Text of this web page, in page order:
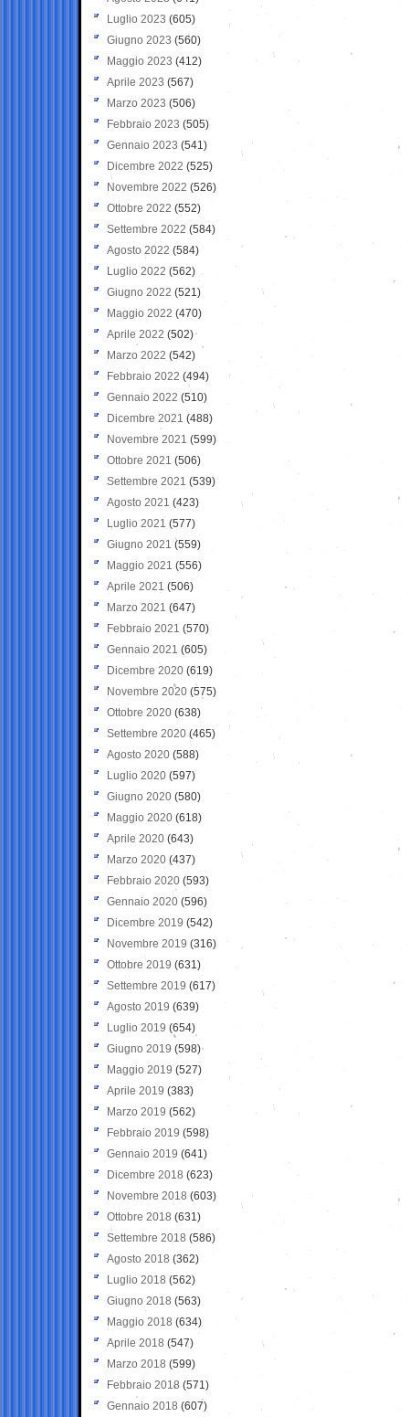
Luglio 2023 (605)
Giugno 2023 (560)
Maggio 2023 (412)
Aprile 2023 (567)
Marzo 2023 (506)
Febbraio 2023 (505)
Gennaio 2023 (541)
Dicembre 2022 (525)
Novembre 2022 (526)
Ottobre 2022 (552)
Settembre 2022 (584)
Agosto 2022 (584)
Luglio 2022 (562)
Giugno 2022 (521)
Maggio 2022 (470)
Aprile 2022 (502)
Marzo 2022 (542)
Febbraio 2022 (494)
Gennaio 2022 (510)
Dicembre 2021 (488)
Novembre 2021 (599)
Ottobre 2021 (506)
Settembre 2021 (539)
Agosto 2021 (423)
Luglio 2021 (577)
Giugno 2021(559)
Maggio 2021 (556)
Aprile 2021 (506)
Marzo 2021 (647)
Febbraio 2021 (570)
Gennaio 2021 (605)
Dicembre 2020 (619)
Novembre 2020 (575)
Ottobre 2020 (638)
Settembre 2020(465)
Agosto 2020 (588)
Luglio 2020 (597)
Giugno 2020 (580)
Maggio 2020 (618)
Aprile 2020 (643)
Marzo 2020 (437)
Febbraio 2020 (593)
Gennaio 2020 (596)
Dicembre 2019 (542)
Novembre 2019 (316)
Ottobre 2019 (631)
Settembre 2019 (617)
Agosto 2019 (639)
Luglio 2019 (654)
Giugno 2019 (598)
Maggio 2019 (527)
Aprile 2019 (383)
Marzo 2019 (562)
Febbraio 2019 (598)
Gennaio 2019 (641)
Dicembre 2018 (623)
Novembre 2018 (603)
Ottobre 2018 (631)
Settembre 2018 (586)
Agosto 2018 (362)
Luglio 2018 (562)
Giugno 2018 (563)
Maggio 2018 (634)
Aprile 2018 (547)
Marzo 2018 (599)
Febbraio 2018 (571)
Gennaio 2018 (607)